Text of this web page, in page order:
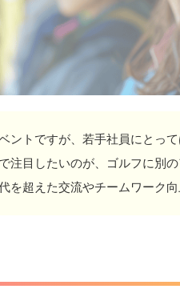
ントですが、若手社員にとっ
注目したいのが、ゴルフに別
を超えた交流やチームワーク